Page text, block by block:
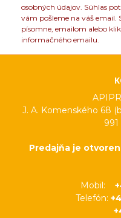
osobných údajov. Súhlas
vám pošleme na váš email.
písomne, emailom alebo
informačného emailu.
J. A. Komenského 68
Predajňa je
Mobil:
Telefón:
+421